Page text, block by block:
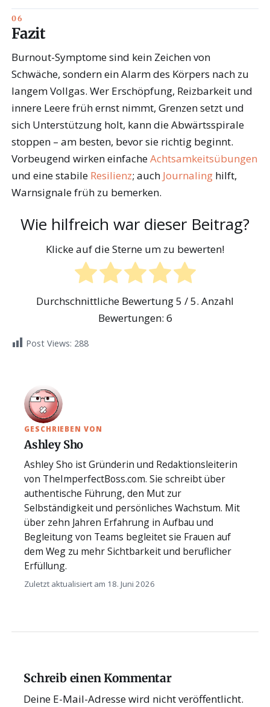
Fazit
Burnout-Symptome sind kein Zeichen von
Schwäche, sondern ein Alarm des Körpers nach zu
langem Vollgas. Wer Erschöpfung, Reizbarkeit und
innere Leere früh ernst nimmt, Grenzen setzt und
sich Unterstützung holt, kann die Abwärtsspirale
stoppen – am besten, bevor sie richtig beginnt.
Vorbeugend wirken einfacheAchtsamkeitsübungen
und eine stabile Resilienz; auch Journaling hilft,
Warnsignale früh zu bemerken.
Wie hilfreich war dieser Beitrag?
Klicke auf die Sterne um zu bewerten!
Durchschnittliche Bewertung5 / 5. Anzahl
Bewertungen: 6
Post Views: 288
GESCHRIEBEN VON
Ashley Sho
Ashley Sho ist Gründerin und Redaktionsleiterin
von TheImperfectBoss.com. Sie schreibt über
authentische Führung, den Mut zur
Selbständigkeit und persönliches Wachstum. Mit
über zehn Jahren Erfahrung in Aufbau und
Begleitung von Teams begleitet sie Frauen auf
dem Weg zu mehr Sichtbarkeit und beruflicher
Erfüllung.
Zuletzt aktualisiert am 18. Juni 2026
Schreib einen Kommentar
Deine E-Mail-Adresse wird nicht veröffentlicht.